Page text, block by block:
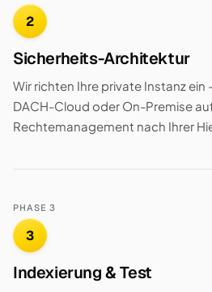
2
Sicherheits-Architektur
Wir richten Ihre private Instanz ein
DACH-Cloud oder On-Premise
Rechtemanagement nach Ihrer
PHASE 3
3
Indexierung & Test